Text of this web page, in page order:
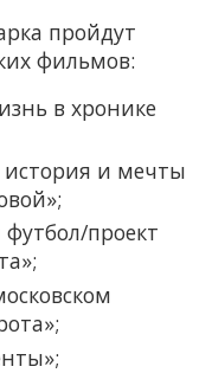
пройдут
фильмов:
в хронике
история и мечты
проект